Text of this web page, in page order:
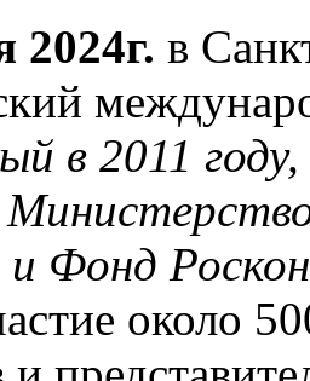
2024г. в
в 2011 году,
Фонд
около